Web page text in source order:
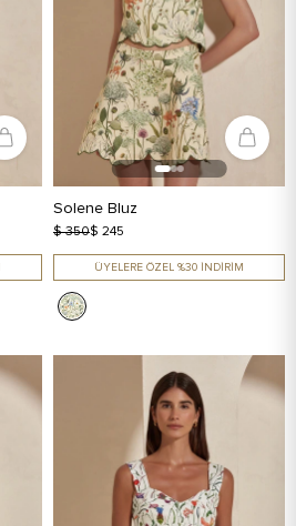
Solene Bluz
$ 350$ 245
ÜYELERE ÖZEL %30 İNDİRİM